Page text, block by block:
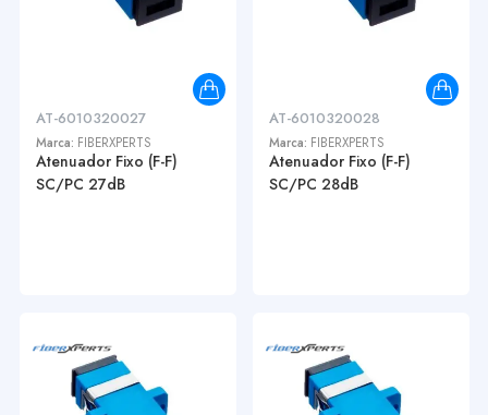
AT-6010320027
Marca: FIBERXPERTS
Atenuador Fixo (F-F)
SC/PC 27dB
AT-6010320028
Marca: FIBERXPERTS
Atenuador Fixo (F-F)
SC/PC 28dB